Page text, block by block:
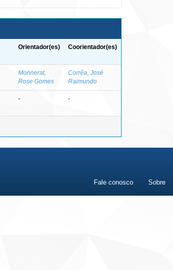
Orientador(es) Coorientador(es)
Monnerat,
Rose Gomes
Corrêa, José
Raimundo
- -
Fale conosco Sobre